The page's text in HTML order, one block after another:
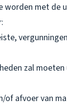
worden met de
zal
of afvoer van